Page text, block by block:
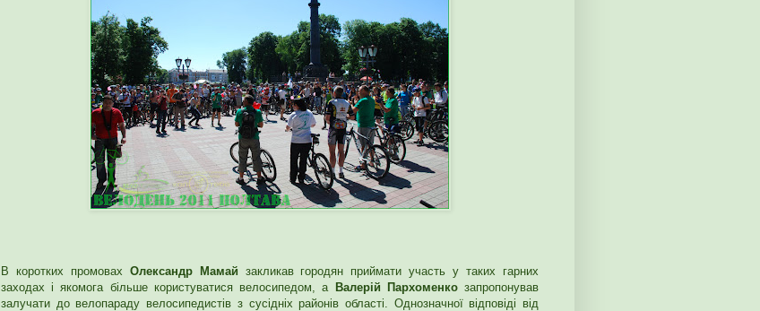
В коротких промовах Олександр Мамай закликав городян приймати участь у таких гарних
заходах і якомога більше користуватися велосипедом, а Валерій Пархоменкозапропонував
залучати до велопараду велосипедистів з сусідніх районів області. Однозначної відповіді від